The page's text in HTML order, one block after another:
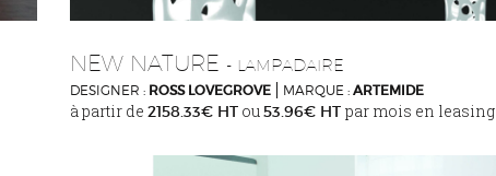
NEW NATURE - LAMPADAIRE
DESIGNER : ROSS LOVEGROVE MARQUE : ARTEMIDE
à partir de 2158.33€ HT ou53.96€ HT par mois en leasing